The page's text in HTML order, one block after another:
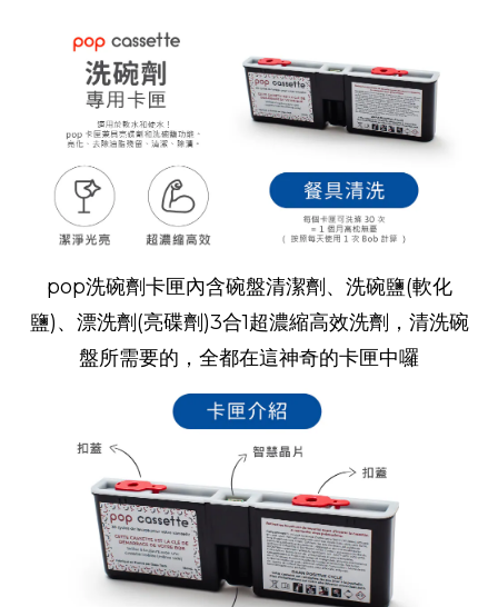
pop洗碗劑卡匣內含碗盤清潔劑、洗碗鹽(軟化
鹽)、漂洗劑(亮碟劑)3合1超濃縮高效洗劑，清洗碗
盤所需要的，全都在這神奇的卡匣中囉